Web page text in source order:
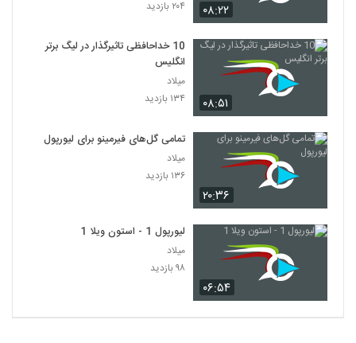
۰۸:۲۲
۲۰۴ بازدید
۰۸:۵۱
10 خداحافظی تاثیرگذار در لیگ برتر
انگلیس
میلاد
۱۳۴ بازدید
۲۰:۳۶
تمامی گل‌‎های فیرمینو برای لیورپول
میلاد
۱۳۶ بازدید
۰۶:۵۴
لیورپول 1 - استون ویلا 1
میلاد
۹۸ بازدید